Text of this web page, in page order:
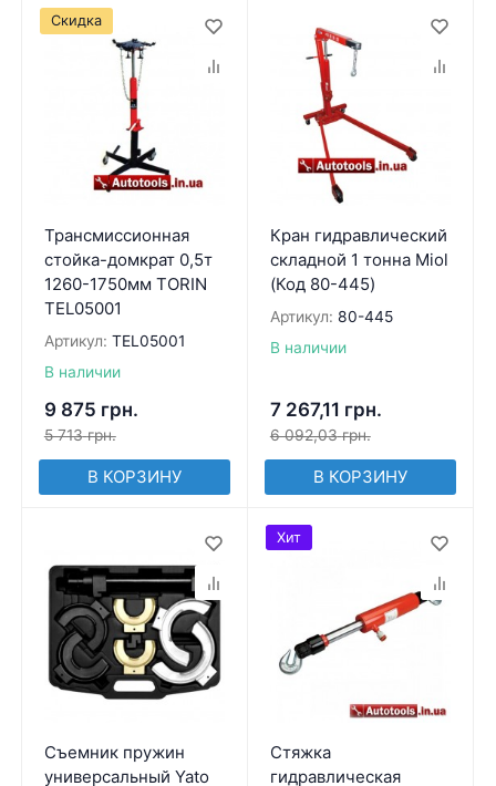
Трансмиссионная
стойка-домкрат 0,5т
1260-1750мм TORIN
TEL05001
Артикул: TEL05001
В наличии
9 875 грн.
5 713 грн.
В КОРЗИНУ
Скидка
Кран гидравлический
складной 1 тонна Miol
(Код 80-445)
Артикул: 80-445
В наличии
7 267,11 грн.
6 092,03 грн.
В КОРЗИНУ
Съемник пружин
универсальный Yato
Стяжка
гидравлическая
Хит